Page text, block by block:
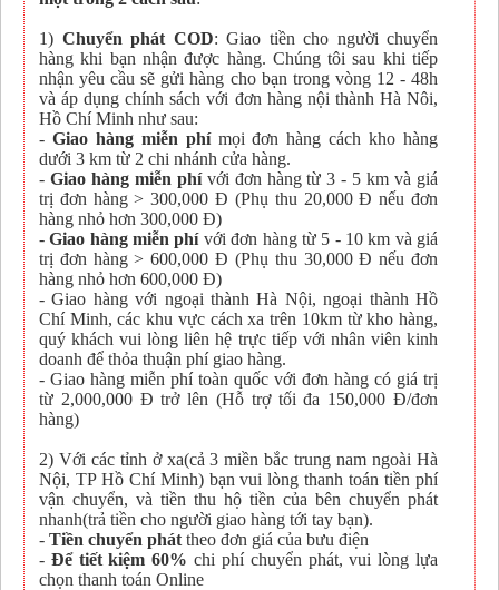
1) Chuyển phát COD: Giao tiền cho người chuyển
hàng khi bạn nhận được hàng. Chúng tôi sau khi tiếp
nhận yêu cầu sẽ gửi hàng cho bạn trong vòng 12 - 48h
và áp dụng chính sách với đơn hàng nội thành Hà Nôi,
Hồ Chí Minh như sau:
- Giao hàng miễn phímọi đơn hàng cách kho hàng
dưới 3 km từ 2 chi nhánh cửa hàng.
- Giao hàng miễn phívới đơn hàng từ 3 - 5 km và giá
trị đơn hàng > 300,000 Đ (Phụ thu 20,000 Đ nếu đơn
hàng nhỏ hơn 300,000 Đ)
-Giao hàng miễn phívới đơn hàng từ 5 - 10 km và giá
trị đơn hàng > 600,000 Đ (Phụ thu 30,000 Đ nếu đơn
hàng nhỏ hơn 600,000 Đ)
- Giao hàng với ngoại thành Hà Nội, ngoại thành Hồ
Chí Minh, các khu vực cách xa trên 10km từ kho hàng,
quý khách vui lòng liên hệ trực tiếp với nhân viên kinh
doanh để thỏa thuận phí giao hàng.
- Giao hàng miễn phí toàn quốc với đơn hàng có giá trị
từ 2,000,000 Đ trở lên (Hỗ trợ tối đa 150,000 Đ/đơn
hàng)
2) Với các tỉnh ở xa(cả 3 miền bắc trung nam ngoài Hà
Nội, TP Hồ Chí Minh) bạn vui lòng thanh toán tiền phí
vận chuyển, và tiền thu hộ tiền của bên chuyển phát
nhanh(trả tiền cho người giao hàng tới tay bạn).
- Tiền chuyển phát theo đơn giá của bưu điện
- Để tiết kiệm 60% chi phí chuyển phát, vui lòng lựa
chọn thanh toán Online